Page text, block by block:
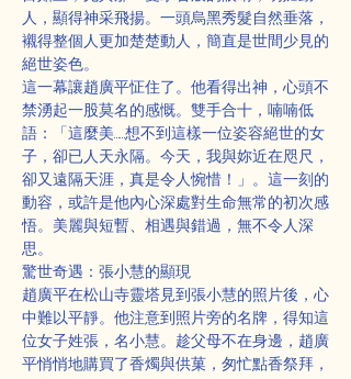
人，顯得神采飛揚。一頭烏黑秀髮自然垂落，
襯得整個人更加楚楚動人，簡直是世間少見的
絕世姿色。
這一幕讓趙廣平怔住了。他看得出神，心頭不
禁湧起一股莫名的感慨。雙手合十，喃喃低
語：「這麼美……想不到這樣一位姿容絕世的女
子，卻已人天永隔。今天，我與妳近在咫尺，
卻又遠隔天涯，真是令人惋惜！」。這一刻的
動容，或許是他內心深處對生命無常的初次感
悟。美麗與短暫、相遇與錯過，無不令人深
思。
驚世奇遇：張小慧的顯現
趙廣平在松山寺靈塔見到張小慧的照片後，心
中難以平靜。他注意到照片旁的名牌，得知這
位女子姓張，名小慧。趁父母不在身邊，趙廣
平悄悄地購買了香燭與供菓，匆忙點香祭拜，